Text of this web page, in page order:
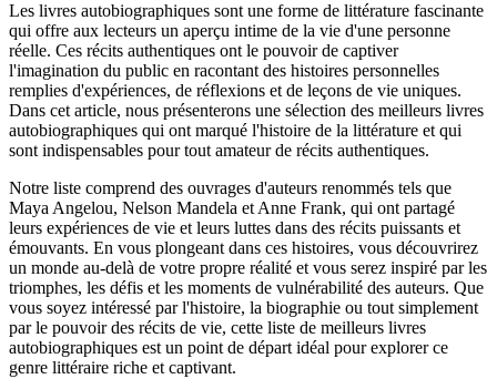
Les livres autobiographiques sont une forme de littérature fascinante
qui offre aux lecteurs un aperçu intime de la vie d'une personne
réelle. Ces récits authentiques ont le pouvoir de captiver
l'imagination du public en racontant des histoires personnelles
remplies d'expériences, de réflexions et de leçons de vie uniques.
Dans cet article, nous présenterons une sélection des meilleurs livres
autobiographiques qui ont marqué l'histoire de la littérature et qui
sont indispensables pour tout amateur de récits authentiques.
Notre liste comprend des ouvrages d'auteurs renommés tels que
Maya Angelou, Nelson Mandela et Anne Frank, qui ont partagé
leurs expériences de vie et leurs luttes dans des récits puissants et
émouvants. En vous plongeant dans ces histoires, vous découvrirez
un monde au-delà de votre propre réalité et vous serez inspiré par les
triomphes, les défis et les moments de vulnérabilité des auteurs. Que
vous soyez intéressé par l'histoire, la biographie ou tout simplement
par le pouvoir des récits de vie, cette liste de meilleurs livres
autobiographiques est un point de départ idéal pour explorer ce
genre littéraire riche et captivant.